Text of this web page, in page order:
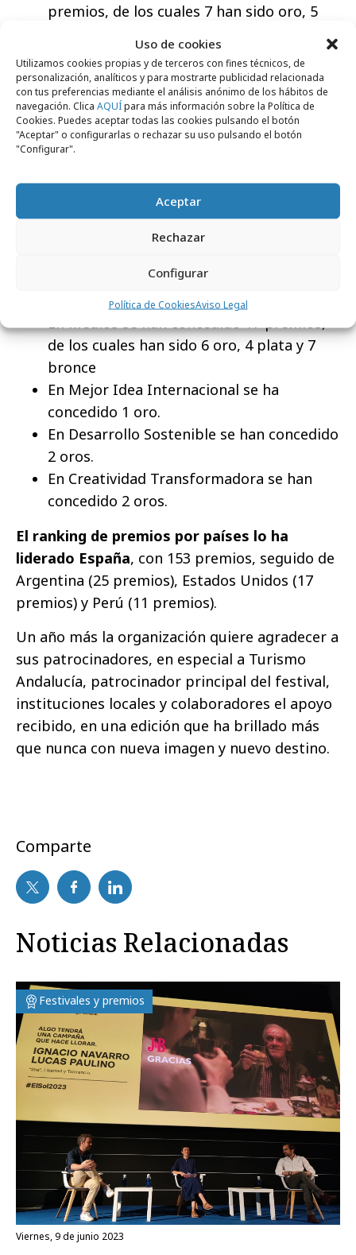
Uso de cookies
Utilizamos cookies propias y de terceros con fines técnicos, de
personalización, analíticos y para mostrarte publicidad relacionada
con tus preferencias mediante el análisis anónimo de los hábitos de
navegación. Clica AQUÍpara más información sobre la Política de
Cookies. Puedes aceptar todas las cookies pulsando el botón
"Aceptar" o configurarlas o rechazar su uso pulsando el botón
"Configurar".
Aceptar
Rechazar
Configurar
Política de CookiesAviso Legal
premios, de los cuales 7 han sido oro, 5
En Exterior se han concedido 23 premios,
de los cuales 6 han sido oro, 5 plata, 11
bronce y 1 Gran Premio.
En Diseño se han concedido 14 premios,
de los cuales han sido 4 oro, 4 plata, 5
En Audio se han concedido 8 premios, de
los cuales 3 han sido oro, 2 plata, 2 bronce
y 1 Gran Premio.
premios, de los cuales han sido 5 oro, 6
plata, 4 bronce y 1 Gran Premio.
En Medios se han concedido 17 premios,
de los cuales han sido 6 oro, 4 plata y 7
bronce
En Mejor Idea Internacional se ha
concedido 1 oro.
En Desarrollo Sostenible se han concedido
2 oros.
En Creatividad Transformadora se han
concedido 2 oros.
El ranking de premios por países lo ha
liderado España, con 153 premios, seguido de
Argentina (25 premios), Estados Unidos (17
premios) y Perú (11 premios).
Un año más la organización quiere agradecer a
sus patrocinadores, en especial a Turismo
Andalucía, patrocinador principal del festival,
instituciones locales y colaboradores el apoyo
recibido, en una edición que ha brillado más
que nunca con nueva imagen y nuevo destino.
Comparte
Noticias Relacionadas
Festivales y premios
viernes, 9 de junio 2023